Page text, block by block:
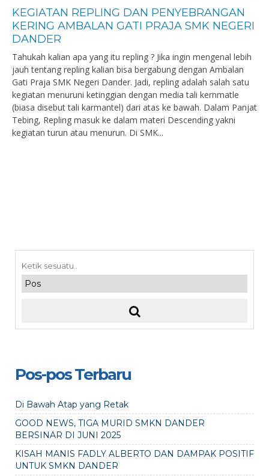
KEGIATAN REPLING DAN PENYEBRANGAN
KERING AMBALAN GATI PRAJA SMK NEGERI
DANDER
Tahukah kalian apa yang itu repling ? Jika ingin mengenal lebih
jauh tentang repling kalian bisa bergabung dengan Ambalan
Gati Praja SMK Negeri Dander. Jadi, repling adalah salah satu
kegiatan menuruni ketinggian dengan media tali kernmatle
(biasa disebut tali karmantel) dari atas ke bawah. Dalam Panjat
Tebing, Repling masuk ke dalam materi Descending yakni
kegiatan turun atau menurun. Di SMK...
Pos-pos Terbaru
Di Bawah Atap yang Retak
GOOD NEWS, TIGA MURID SMKN DANDER
BERSINAR DI JUNI 2025
KISAH MANIS FADLY ALBERTO DAN DAMPAK POSITIF
UNTUK SMKN DANDER